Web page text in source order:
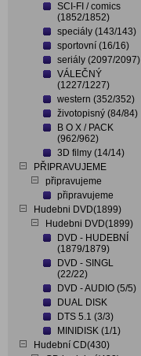
SCI-FI / comics
(1852/1852)
speciály (143/143)
sportovní (16/16)
seriály (2097/2097)
VÁLEČNÝ
(1227/1227)
western (352/352)
životopisný (84/84)
B O X / PACK
(962/962)
3D filmy (14/14)
PŘIPRAVUJEME
připravujeme
připravujeme
Hudebni DVD(1899)
Hudebni DVD(1899)
DVD - HUDEBNÍ
(1879/1879)
DVD - SINGL
(22/22)
DVD - AUDIO (5/5)
DUAL DISK
DTS 5.1 (3/3)
MINIDISK (1/1)
Hudební CD(430)